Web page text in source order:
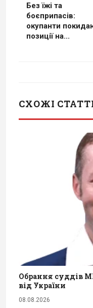
Без їжі та
боєприпасів:
окупанти
позиції на...
СХОЖІ
Обрання суддів
від України
08.08.2026